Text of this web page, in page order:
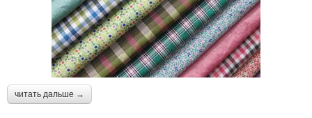
читать дальше →